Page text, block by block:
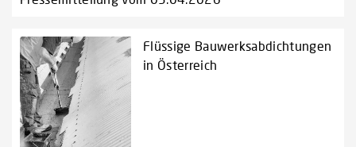
Flüssige Bauwerksabdichtungen
in Österreich